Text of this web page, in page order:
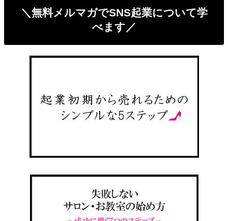
＼無料メルマガでSNS起業について学
べます／